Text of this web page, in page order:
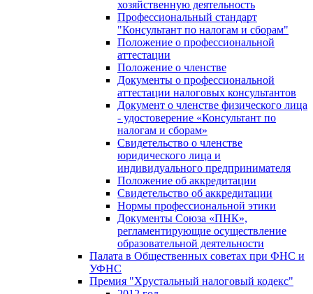
хозяйственную деятельность
Профессиональный стандарт
"Консультант по налогам и сборам"
Положение о профессиональной
аттестации
Положение о членстве
Документы о профессиональной
аттестации налоговых консультантов
Документ о членстве физического лица
- удостоверение «Консультант по
налогам и сборам»
Свидетельство о членстве
юридического лица и
индивидуального предпринимателя
Положение об аккредитации
Свидетельство об аккредитации
Нормы профессиональной этики
Документы Союза «ПНК»,
регламентирующие осуществление
образовательной деятельности
Палата в Общественных советах при ФНС и
УФНС
Премия "Хрустальный налоговый кодекс"